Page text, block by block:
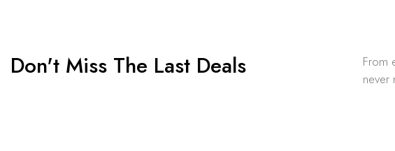
Don't Miss The Last Deals
From
never